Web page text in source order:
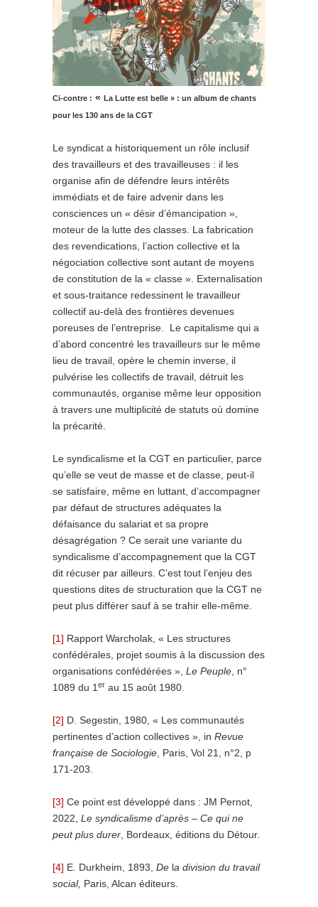
Ci-contre : « La Lutte est belle » : un album de chants
pour les 130 ans de la CGT
Le syndicat a historiquement un rôle inclusif
des travailleurs et des travailleuses : il les
organise afin de défendre leurs intérêts
immédiats et de faire advenir dans les
consciences un « désir d’émancipation »,
moteur de la lutte des classes. La fabrication
des revendications, l’action collective et la
négociation collective sont autant de moyens
de constitution de la « classe ». Externalisation
et sous-traitance redessinent le travailleur
collectif au-delà des frontières devenues
poreuses de l’entreprise. Le capitalisme qui a
d’abord concentré les travailleurs sur le même
lieu de travail, opère le chemin inverse, il
pulvérise les collectifs de travail, détruit les
communautés, organise même leur opposition
à travers une multiplicité de statuts où domine
la précarité.
Le syndicalisme et la CGT en particulier, parce
qu’elle se veut de masse et de classe, peut-il
se satisfaire, même en luttant, d’accompagner
par défaut de structures adéquates la
défaisance du salariat et sa propre
désagrégation ? Ce serait une variante du
syndicalisme d’accompagnement que la CGT
dit récuser par ailleurs. C’est tout l’enjeu des
questions dites de structuration que la CGT ne
peut plus différer sauf à se trahir elle-même.
[1] Rapport Warcholak, « Les structures
confédérales, projet soumis à la discussion des
organisations confédérées », Le Peuple , n°
1089 du 1 er au 15 août 1980.
[2] D. Segestin, 1980, « Les communautés
pertinentes d’action collectives », in Revue
française de Sociologie , Paris, Vol 21, n°2, p
171-203.
[3] Ce point est développé dans : JM Pernot,
2022, Le syndicalisme d’après – Ce qui ne
peut plus durer , Bordeaux, éditions du Détour.
[4] E. Durkheim, 1893, De la division du travail
social, Paris, Alcan éditeurs.